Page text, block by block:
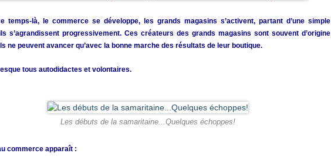
temps-là, le commerce se développe, les grands magasins s’activent, partant d’une simple
s’agrandissent progressivement. Ces créateurs des grands magasins sont souvent d’origine
ne peuvent avancer qu’avec la bonne marche des résultats de leur boutique.
tous autodidactes et volontaires.
Les débuts de la samaritaine...Quelques échoppes!
commerce apparaît :